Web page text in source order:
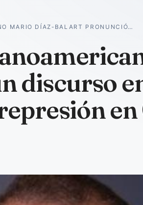
MARIO DÍAZ-BALART PRONUNCIÓ…
discurso
en